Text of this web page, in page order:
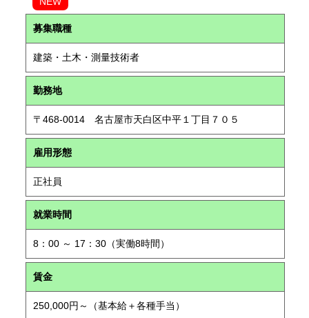
募集職種
建築・土木・測量技術者
勤務地
〒468-0014 名古屋市天白区中平１丁目７０５
雇用形態
正社員
就業時間
8：00 ～ 17：30（実働8時間）
賃金
250,000円～（基本給＋各種手当）